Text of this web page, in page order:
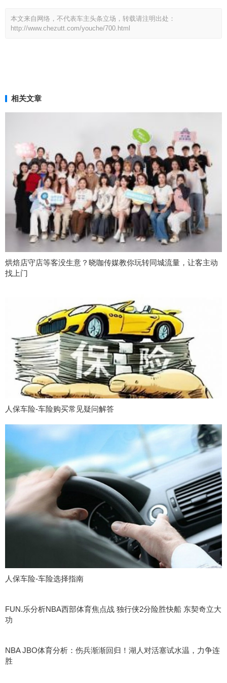
本文来自网络，不代表车主头条立场，转载请注明出处：
http://www.chezutt.com/youche/700.html
相关文章
烘焙店守店等客没生意？晓咖传媒教你玩转同城流量，让客主动
找上门
人保车险-车险购买常见疑问解答
人保车险-车险选择指南
FUN.乐分析NBA西部体育焦点战 独行侠2分险胜快船 东契奇立大
功
NBA JBO体育分析：伤兵渐渐回归！湖人对活塞试水温，力争连
胜